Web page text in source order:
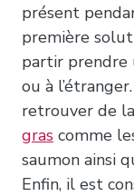
présent
première
partir prendre
ou à
retrouver de
gras comme
saumon ainsi
Enfin, il est